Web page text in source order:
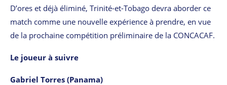
D’ores et déjà éliminé, Trinité-et-Tobago devra aborder ce
match comme une nouvelle expérience à prendre, en vue
de la prochaine compétition préliminaire de la CONCACAF.
Le joueur à suivre
Gabriel Torres (Panama)